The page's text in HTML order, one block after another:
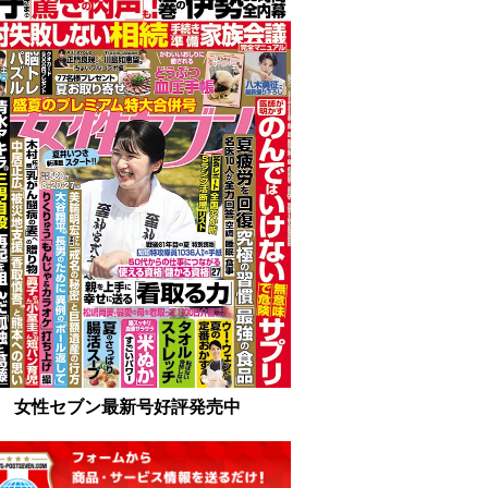
女性セブン最新号好評発売中